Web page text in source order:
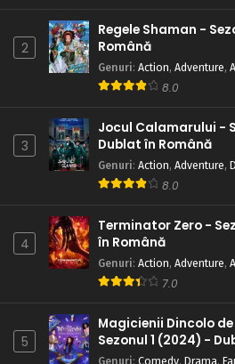
2
Regele Shaman -
Română
Genuri: Action, Adventure,
8.0
3
Jocul Calamarului -
Dublat în Română
Genuri: Action, Adventure,
8.0
4
Terminator Zero -
în Română
Genuri: Action, Adventure,
7.0
5
Magicienii Dincolo
Sezonul 1 (2024) -
Genuri: Comedy, Drama,